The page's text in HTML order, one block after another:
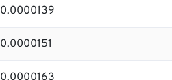
0.0000139
0.0000151